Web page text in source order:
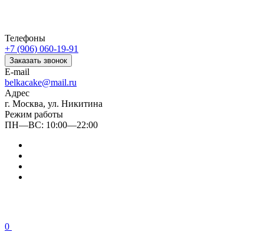
Телефоны
+7 (906) 060-19-91
Заказать звонок
E-mail
belkacake@mail.ru
Адрес
г. Москва, ул. Никитина
Режим работы
ПН—ВС: 10:00—22:00
0